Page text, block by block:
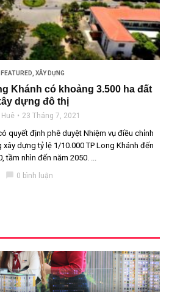
FEATURED, XÂY DỰNG
Khánh có khoảng 3.500 ha đất
dựng đô thị
Huê 23 Tháng 7, 2021
quyết định phê duyệt Nhiệm vụ điều chỉnh
dựng tỷ lệ 1/10.000 TP Long Khánh đến
tầm nhìn đến năm 2050. ...
chat_bubble 0 bình luận